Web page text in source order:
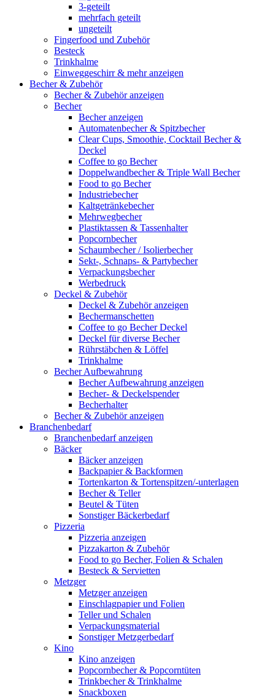
3-geteilt
mehrfach geteilt
ungeteilt
Fingerfood und Zubehör
Besteck
Trinkhalme
Einweggeschirr & mehr anzeigen
Becher & Zubehör
Becher & Zubehör anzeigen
Becher
Becher anzeigen
Automatenbecher & Spitzbecher
Clear Cups, Smoothie, Cocktail Becher &
Deckel
Coffee to go Becher
Doppelwandbecher & Triple Wall Becher
Food to go Becher
Industriebecher
Kaltgetränkebecher
Mehrwegbecher
Plastiktassen & Tassenhalter
Popcornbecher
Schaumbecher / Isolierbecher
Sekt-, Schnaps- & Partybecher
Verpackungsbecher
Werbedruck
Deckel & Zubehör
Deckel & Zubehör anzeigen
Bechermanschetten
Coffee to go Becher Deckel
Deckel für diverse Becher
Rührstäbchen & Löffel
Trinkhalme
Becher Aufbewahrung
Becher Aufbewahrung anzeigen
Becher- & Deckelspender
Becherhalter
Becher & Zubehör anzeigen
Branchenbedarf
Branchenbedarf anzeigen
Bäcker
Bäcker anzeigen
Backpapier & Backformen
Tortenkarton & Tortenspitzen/-unterlagen
Becher & Teller
Beutel & Tüten
Sonstiger Bäckerbedarf
Pizzeria
Pizzeria anzeigen
Pizzakarton & Zubehör
Food to go Becher, Folien & Schalen
Besteck & Servietten
Metzger
Metzger anzeigen
Einschlagpapier und Folien
Teller und Schalen
Verpackungsmaterial
Sonstiger Metzgerbedarf
Kino
Kino anzeigen
Popcornbecher & Popcorntüten
Trinkbecher & Trinkhalme
Snackboxen